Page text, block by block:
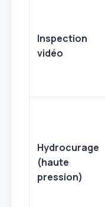
Inspection
vidéo
Hydrocurage
(haute
pression)